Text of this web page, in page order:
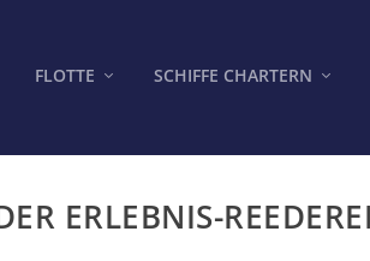
FLOTTE SCHIFFE CHARTERN
ERLEBNIS-REEDEREI